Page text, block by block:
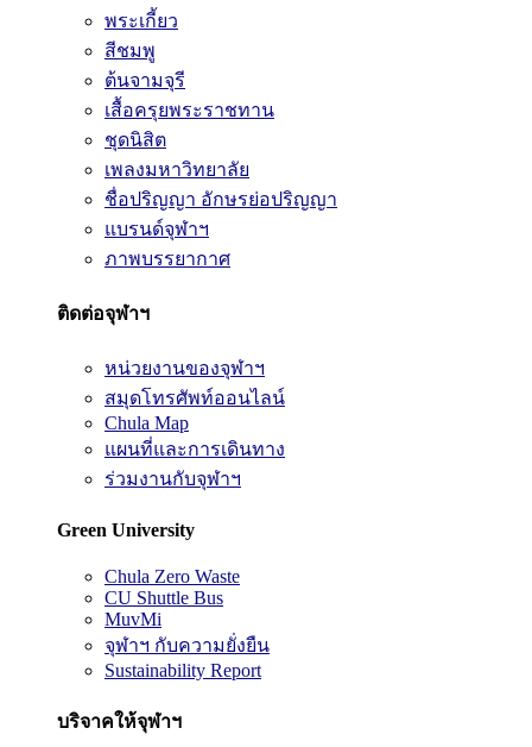
พระเกี้ยว
สีชมพู
ต้นจามจุรี
เสื้อครุยพระราชทาน
ชุดนิสิต
เพลงมหาวิทยาลัย
ชื่อปริญญา อักษรย่อปริญญา
แบรนด์จุฬาฯ
ภาพบรรยากาศ
ติดต่อจุฬาฯ
หน่วยงานของจุฬาฯ
สมุดโทรศัพท์ออนไลน์
Chula Map
แผนที่และการเดินทาง
ร่วมงานกับจุฬาฯ
Green University
Chula Zero Waste
CU Shuttle Bus
MuvMi
จุฬาฯ กับความยั่งยืน
Sustainability Report
บริจาคให้จุฬาฯ